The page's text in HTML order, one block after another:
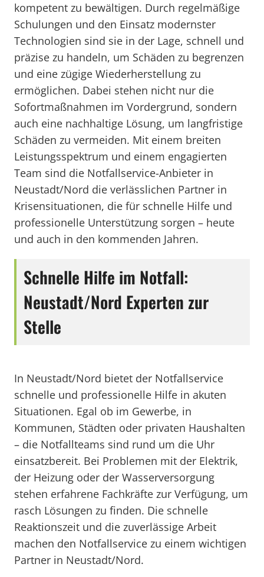
kompetent zu bewältigen. Durch regelmäßige
Schulungen und den Einsatz modernster
Technologien sind sie in der Lage, schnell und
präzise zu handeln, um Schäden zu begrenzen
und eine zügige Wiederherstellung zu
ermöglichen. Dabei stehen nicht nur die
Sofortmaßnahmen im Vordergrund, sondern
auch eine nachhaltige Lösung, um langfristige
Schäden zu vermeiden. Mit einem breiten
Leistungsspektrum und einem engagierten
Team sind die Notfallservice-Anbieter in
Neustadt/Nord die verlässlichen Partner in
Krisensituationen, die für schnelle Hilfe und
professionelle Unterstützung sorgen – heute
und auch in den kommenden Jahren.
Schnelle Hilfe im Notfall:
Neustadt/Nord Experten zur
Stelle
In Neustadt/Nord bietet der Notfallservice
schnelle und professionelle Hilfe in akuten
Situationen. Egal ob im Gewerbe, in
Kommunen, Städten oder privaten Haushalten
– die Notfallteams sind rund um die Uhr
einsatzbereit. Bei Problemen mit der Elektrik,
der Heizung oder der Wasserversorgung
stehen erfahrene Fachkräfte zur Verfügung, um
rasch Lösungen zu finden. Die schnelle
Reaktionszeit und die zuverlässige Arbeit
machen den Notfallservice zu einem wichtigen
Partner in Neustadt/Nord.